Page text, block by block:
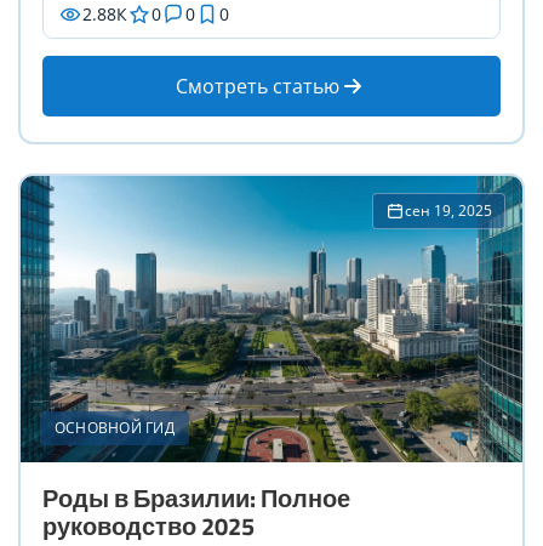
2.88К 0 0 0
Смотреть статью
сен 19, 2025
ОСНОВНОЙ ГИД
Роды в Бразилии: Полное
руководство 2025